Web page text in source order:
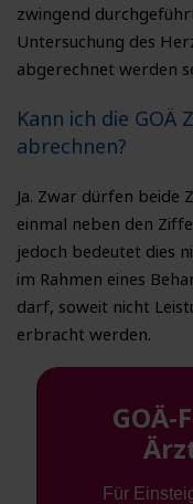
zwingend
Untersuchung des
abgerechnet werden
Kann ich die
abrechnen?
Ja. Zwar dürfen
einmal neben den
jedoch bedeutet dies
im Rahmen eines
darf, soweit nicht
erbracht werden.
Für